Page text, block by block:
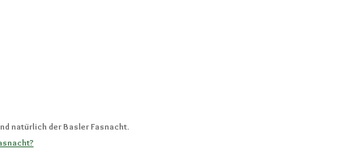
natürlich der Basler Fasnacht.